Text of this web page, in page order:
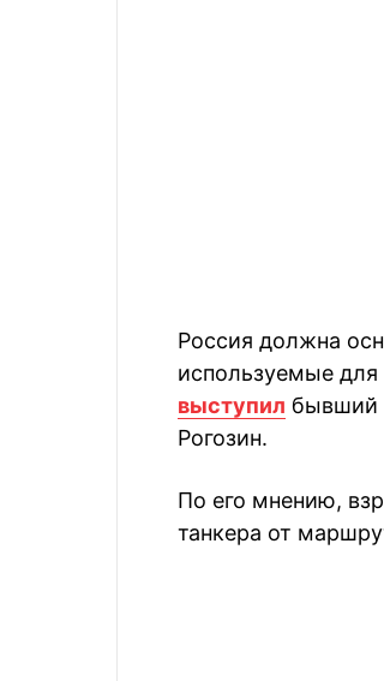
Россия должна
используемые для
выступил бывший
Рогозин.
По его мнению,
танкера от